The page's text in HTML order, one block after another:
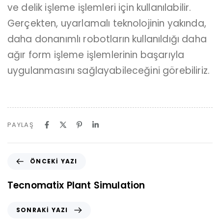
ve delik işleme işlemleri için kullanılabilir.
Gerçekten, uyarlamalı teknolojinin yakında,
daha donanımlı robotların kullanıldığı daha
ağır form işleme işlemlerinin başarıyla
uygulanmasını sağlayabileceğini görebiliriz.
PAYLAŞ
ÖNCEKI YAZI
Tecnomatix Plant Simulation
SONRAKI YAZI